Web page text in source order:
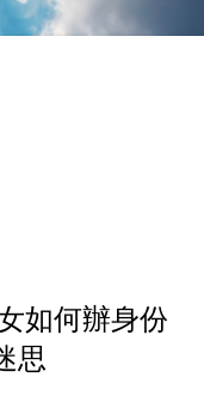
如何辦身份
思